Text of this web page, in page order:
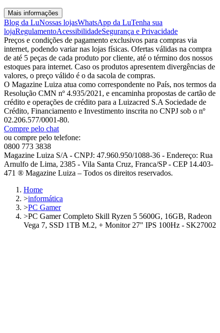
Mais informações
Blog da LuNossas lojasWhatsApp da LuTenha sua
lojaRegulamentoAcessibilidadeSegurança e Privacidade
Preços e condições de pagamento exclusivos para compras via
internet, podendo variar nas lojas físicas. Ofertas válidas na compra
de até 5 peças de cada produto por cliente, até o término dos nossos
estoques para internet. Caso os produtos apresentem divergências de
valores, o preço válido é o da sacola de compras.
O Magazine Luiza atua como correspondente no País, nos termos da
Resolução CMN nº 4.935/2021, e encaminha propostas de cartão de
crédito e operações de crédito para a Luizacred S.A Sociedade de
Crédito, Financiamento e Investimento inscrita no CNPJ sob o nº
02.206.577/0001-80.
Compre pelo chat
ou compre pelo telefone:
0800 773 3838
Magazine Luiza S/A - CNPJ: 47.960.950/1088-36 - Endereço: Rua
Arnulfo de Lima, 2385 - Vila Santa Cruz, Franca/SP - CEP 14.403-
471 ® Magazine Luiza – Todos os direitos reservados.
Home
>informática
>PC Gamer
>PC Gamer Completo Skill Ryzen 5 5600G, 16GB, Radeon
Vega 7, SSD 1TB M.2, + Monitor 27" IPS 100Hz - SK27002